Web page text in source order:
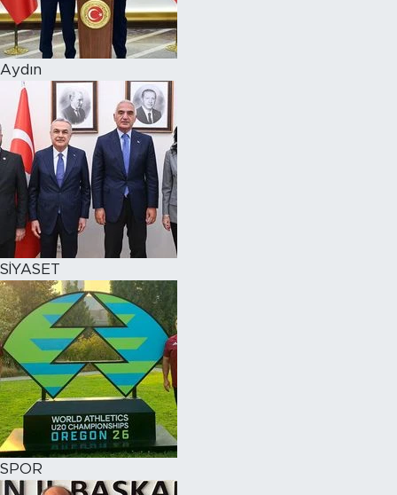
Aydın
SİYASET
SPOR